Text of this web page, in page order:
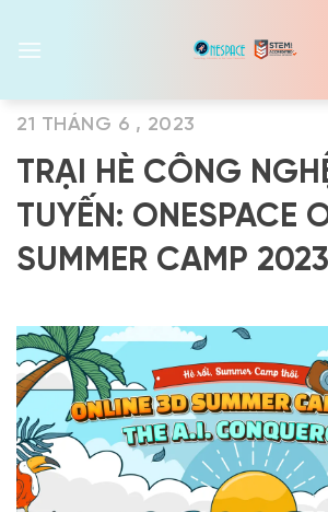
content
21 THÁNG 6 , 2023
TRẠI HÈ CÔNG
TUYẾN: ONESPACE
SUMMER CAMP 2023